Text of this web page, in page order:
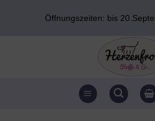
Öffnungszeiten: bis